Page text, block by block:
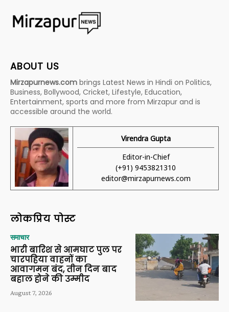
ABOUT US
Mirzapurnews.com brings Latest News in Hindi on Politics,
Business, Bollywood, Cricket, Lifestyle, Education,
Entertainment, sports and more from Mirzapur and is
accessible around the world.
Virendra Gupta
Editor-in-Chief
(+91) 9453821310
editor@mirzapurnews.com
लोकप्रिय पोस्ट
समाचार
भारी बारिश से आमघाट पुल पर
चारपहिया वाहनों का
आवागमन बंद, तीन दिन बाद
बहाल होने की उम्मीद
August 7, 2026